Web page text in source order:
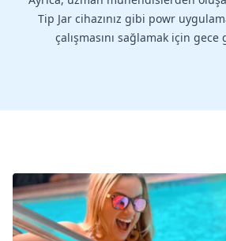
Tip Jar cihazınız gibi powr
çalışmasını sağlamak için gece